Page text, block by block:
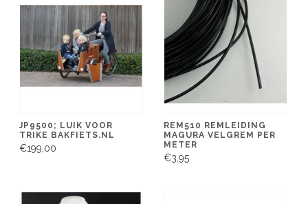
JP9500; LUIK VOOR
TRIKE BAKFIETS.NL
€199,00
REM510 REMLEIDING
MAGURA VELGREM PER
METER
€3,95